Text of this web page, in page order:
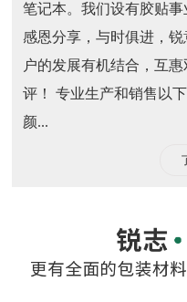
笔记本。我们设有胶贴
感恩分享，与时俱进，
户的发展有机结合，互
评！ 专业生产和销售以
颜...